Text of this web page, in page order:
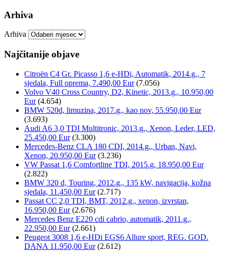
Arhiva
Arhiva
Najčitanije objave
Citroën C4 Gr. Picasso 1,6 e-HDi, Automatik, 2014.g., 7
sjedala, Full oprema, 7.490,00 Eur (7.056)
Volvo V40 Cross Country, D2, Kinetic, 2013.g., 10.950,00
Eur (4.654)
BMW 520d, limuzina, 2017.g., kao nov, 55.950,00 Eur
(3.693)
Audi A6 3,0 TDI Multitronic, 2013.g., Xenon, Leder, LED,
25.450,00 Eur (3.300)
Mercedes-Benz CLA 180 CDI, 2014.g., Urban, Navi,
Xenon, 20.950,00 Eur (3.236)
VW Passat 1,6 Comfortline TDI, 2015.g, 18.950,00 Eur
(2.822)
BMW 320 d, Touring, 2012.g., 135 kW, navigacija, kožna
sjedala, 11.450,00 Eur (2.717)
Passat CC 2,0 TDI, BMT, 2012.g., xenon, izvrstan,
16.950,00 Eur (2.676)
Mercedes Benz E220 cdi cabrio, automatik, 2011.g.,
22.950,00 Eur (2.661)
Peugeot 3008 1,6 e-HDi EGS6 Allure sport, REG. GOD.
DANA 11.950,00 Eur (2.612)